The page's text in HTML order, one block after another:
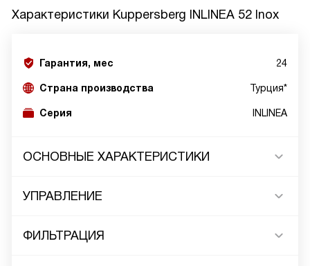
Характеристики Kuppersberg INLINEA 52 Inox
Гарантия, мес 24
Страна производства Турция*
Серия INLINEA
ОСНОВНЫЕ ХАРАКТЕРИСТИКИ
УПРАВЛЕНИЕ
ФИЛЬТРАЦИЯ